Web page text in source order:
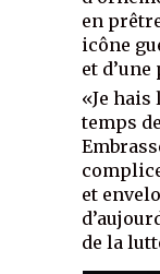
en
icône
et
«Je
temps
et
de la